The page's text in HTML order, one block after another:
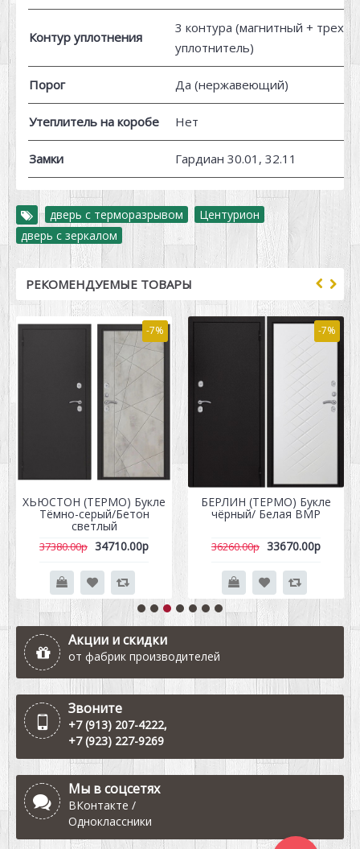
Контур уплотнения
3 контура (магнитный +
уплотнитель)
Порог Да (нержавеющий)
Утеплитель на коробе Нет
Замки Гардиан 30.01, 32.11
дверь с терморазрывом , Центурион ,
дверь с зеркалом
РЕКОМЕНДУЕМЫЕ ТОВАРЫ
-7%
ХЬЮСТОН (ТЕРМО) Букле
Тёмно-серый/Бетон
светлый
37380.00р 34710.00р
-7%
БЕРЛИН (ТЕРМО) Букле
чёрный/ Белая ВМР
36260.00р 33670.00р
Акции и скидки
от фабрик производителей
Звоните
+7 (913) 207-4222,
+7 (923) 227-9269
Мы в соцсетях
ВКонтакте /
Одноклассники